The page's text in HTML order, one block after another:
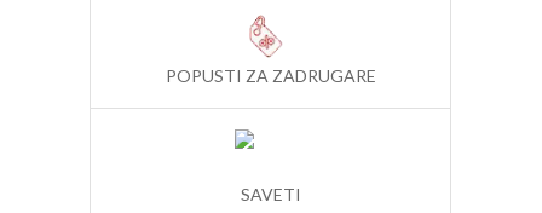
POPUSTI ZA ZADRUGARE
SAVETI